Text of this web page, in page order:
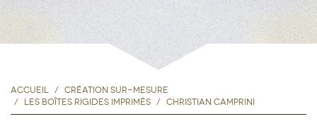
Accueil
Création sur-mesure
Les boîtes rigides imprimés
Christian Camprini